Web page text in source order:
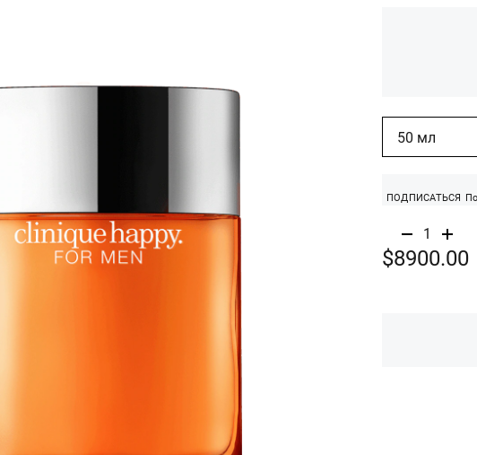
50 мл
ПОДПИСАТЬСЯ
1
$8900.00